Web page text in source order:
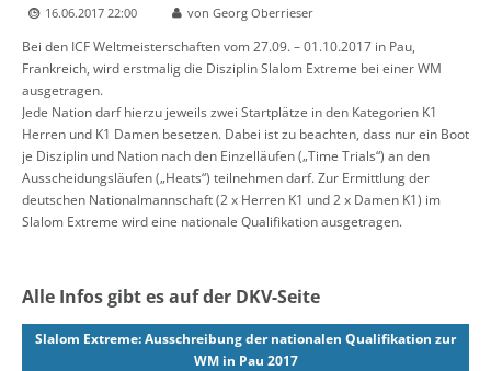
16.06.2017 22:00 von Georg Oberrieser
Bei den ICF Weltmeisterschaften vom 27.09. – 01.10.2017 in Pau,
Frankreich, wird erstmalig die Disziplin Slalom Extreme bei einer WM
ausgetragen.
Jede Nation darf hierzu jeweils zwei Startplätze in den Kategorien K1
Herren und K1 Damen besetzen. Dabei ist zu beachten, dass nur ein Boot
je Disziplin und Nation nach den Einzelläufen („Time Trials“) an den
Ausscheidungsläufen („Heats“) teilnehmen darf. Zur Ermittlung der
deutschen Nationalmannschaft (2 x Herren K1 und 2 x Damen K1) im
Slalom Extreme wird eine nationale Qualifikation ausgetragen.
Alle Infos gibt es auf der DKV-Seite
Slalom Extreme: Ausschreibung der nationalen Qualifikation zur
WM in Pau 2017